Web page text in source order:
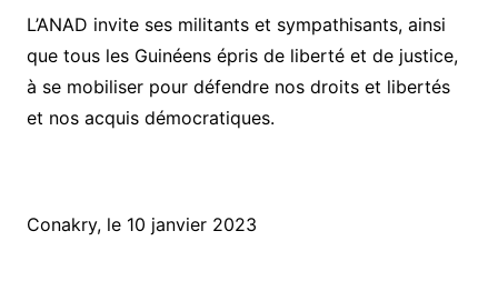
L’ANAD invite ses militants et sympathisants, ainsi
que tous les Guinéens épris de liberté et de justice,
à se mobiliser pour défendre nos droits et libertés
et nos acquis démocratiques.
Conakry, le 10 janvier 2023